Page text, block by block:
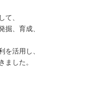
、
、育成、
活用し、
した。